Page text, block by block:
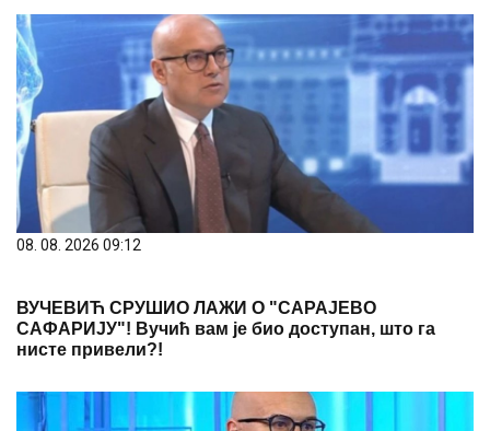
08. 08. 2026 09:12
ВУЧЕВИЋ СРУШИО ЛАЖИ О "САРАЈЕВО
САФАРИЈУ"! Вучић вам је био доступан, што га
нисте привели?!